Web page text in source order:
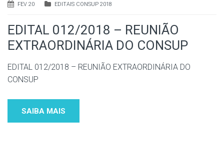
FEV 20 EDITAIS CONSUP 2018
EDITAL 012/2018 – REUNIÃO
EXTRAORDINÁRIA DO CONSUP
EDITAL 012/2018 – REUNIÃO EXTRAORDINÁRIA DO
CONSUP
SAIBA MAIS